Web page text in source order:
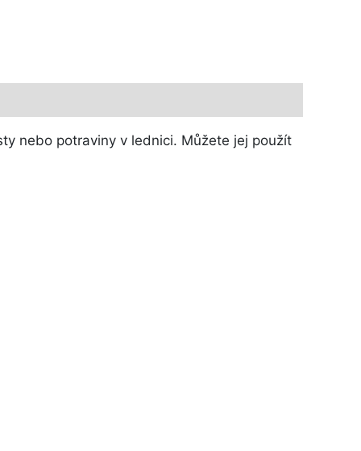
nebo potraviny v lednici. Můžete jej použít